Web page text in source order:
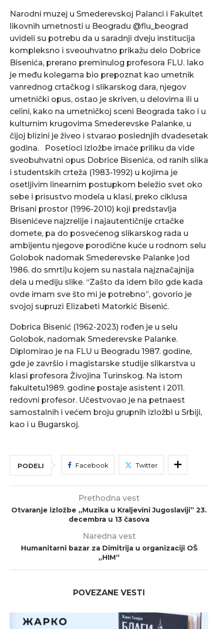
Narodni muzej u Smederevskoj Palanci i Fakultet
likovnih umetnosti u Beogradu @flu_beograd
uvideli su potrebu da u saradnji dveju institucija
kompleksno i sveouhvatno prikažu delo Dobrice
Bisenića, prerano preminulog profesora FLU. Iako
je među kolegama bio prepoznat kao umetnik
vanrednog crtačkog i slikarskog dara, njegov
umetnički opus, ostao je skriven, u delovima ili u
celini, kako na umetničkoj sceni Beograda tako i u
kulturnim krugovima Smederevske Palanke, u
čijoj blizini je živeo i stvarao poslednjih dvadesetak
godina. Posetioci izložbe imaće priliku da vide
sveobuhvatni opus Dobrice Bisenića, od ranih slika
i studentskih crteža (1983-1992) u kojima je
osetljivim linearnim postupkom beležio svet oko
sebe i prisustvo modela u klasi, preko ciklusa
Brisani prostor (1996-2010) koji predstavlja
Bisenićeve najzrelije i najautentičnije crtačke
domete, pa do posvećenog slikarskog rada u
ambijentu njegove porodične kuće u rodnom selu
Golobok nadomak Smederevske Palanke )od
1986. do smrti)u kojem su nastala najznačajnija
dela u mediju slike. “Zašto da idem bilo gde kada
ovde imam sve što mi je potrebno”, govorio je
svojoj supruzi Elizabeti Matorkić Bisenić.
Dobrica Bisenić (1962-2023) rođen je u selu
Golobok, nadomak Smederevske Palanke.
Diplomirao je na FLU u Beogradu 1987. godine,
gde je završio i magistarske studije slikarstva u
klasi profesora Živojina Turinskog. Na istom
fakultetu1989. godine postaje asistent i 2011.
redovni profesor. Učestvovao je na petnaest
samostalnih i većem broju grupnih izložbi u Srbiji,
kao i u Bugarskoj.
PODELI Facebook Twitter
Prethodna vest
Otvaranje izložbe „Muzika u Kraljevini Jugoslaviji” 23.
decembra u 13 časova
Naredna vest
Humanitarni bazar za Dimitrija u organizaciji OŠ
„HIM“
POVEZANE VESTI